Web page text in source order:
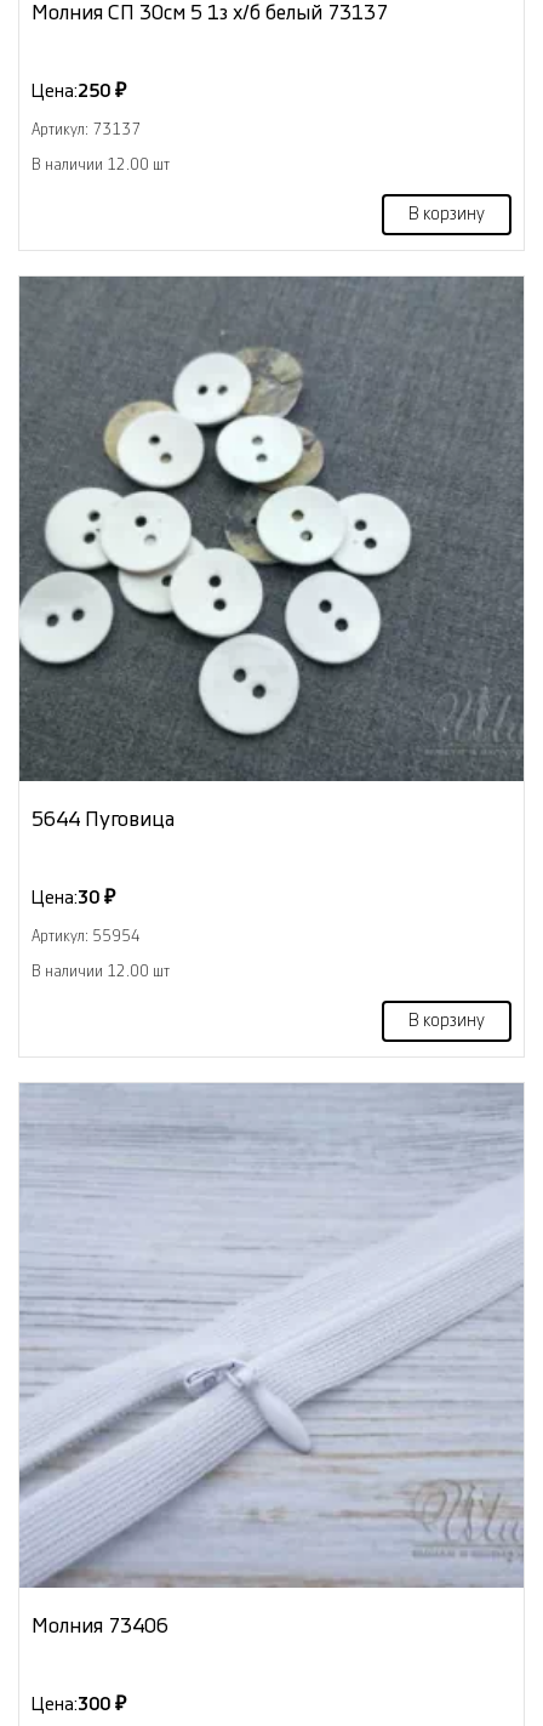
Молния СП 30см 5 1з х/б белый 73137
Цена:250 ₽
Артикул: 73137
В наличии 12.00 шт
В корзину
5644 Пуговица
Цена:30 ₽
Артикул: 55954
В наличии 12.00 шт
В корзину
Молния 73406
Цена:300 ₽